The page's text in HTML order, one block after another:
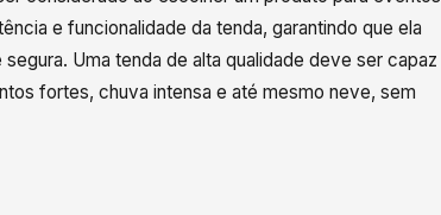
e funcionalidade da tenda, garantindo que ela
Uma tenda de alta qualidade deve ser capaz
fortes, chuva intensa e até mesmo neve, sem